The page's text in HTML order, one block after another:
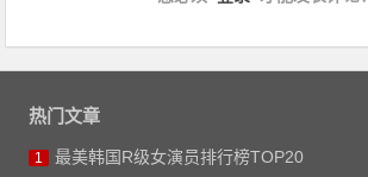
热门文章
1 最美韩国R级女演员排行榜TOP20